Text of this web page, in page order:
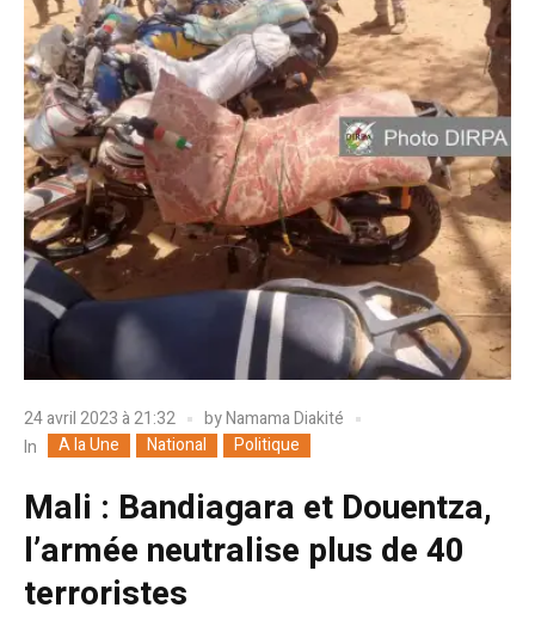
24 avril 2023 à 21:32 byNamama Diakité
In
A la Une National Politique
Mali : Bandiagara et Douentza,
l’armée neutralise plus de 40
terroristes